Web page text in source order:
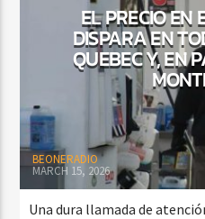
EL PRECIO EN
DISPARA EN
QUEBEC Y, EN
BEONERADIO
MARCH 15, 2026
Una dura llamada de